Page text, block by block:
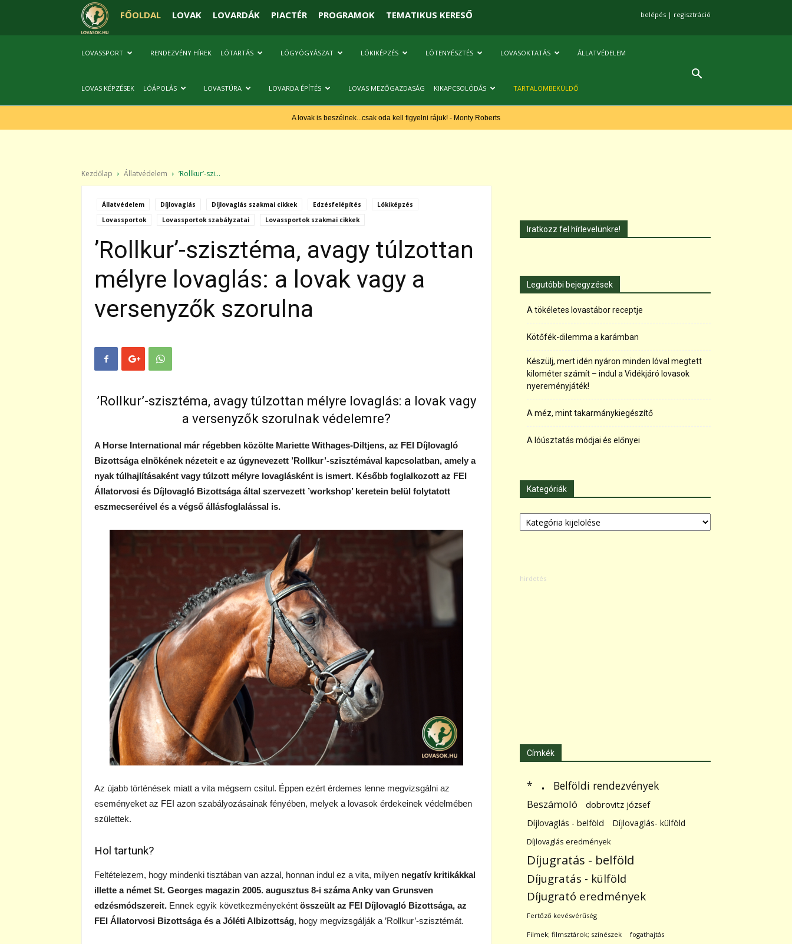
FŐOLDAL LOVAK LOVARDÁK PIACTÉR PROGRAMOK TEMATIKUS KERESŐ belépés | regisztráció
LOVASSPORT RENDEZVÉNY HÍREK LÓTARTÁS LÓGYÓGYÁSZAT LÓKIKÉPZÉS LÓTENYÉSZTÉS LOVASOKTATÁS ÁLLATVÉDELEM
LOVAS KÉPZÉSEK LÓÁPOLÁS LOVASTÚRA LOVARDA ÉPÍTÉS LOVAS MEZŐGAZDASÁG KIKAPCSOLÓDÁS TARTALOMBEKÜLDŐ
A lovak is beszélnek...csak oda kell figyelni rájuk! - Monty Roberts
Kezdőlap Állatvédelem ’Rollkur’-szi...
Állatvédelem Díjlovaglás Díjlovaglás szakmai cikkek Edzésfelépítés
Lókiképzés
Lovassportok
Lovassportok szabályzatai Lovassportok szakmai cikkek
’Rollkur’-szisztéma, avagy túlzottan
mélyre lovaglás: a lovak vagy a
versenyzők szorulna
’Rollkur’-szisztéma, avagy túlzottan mélyre lovaglás: a lovak vagy
a versenyzők szorulnak védelemre?
A Horse International már régebben közölte Mariette Withages-Diltjens, az FEI Díjlovagló
Bizottsága elnökének nézeteit e az úgynevezett ’Rollkur’-szisztémával kapcsolatban, amely a
nyak túlhajlításaként vagy túlzott mélyre lovaglásként is ismert. Később foglalkozott az FEI
Állatorvosi és Díjlovagló Bizottsága által szervezett ’workshop’ keretein belül folytatott
eszmecseréivel és a végső állásfoglalással is.
Az újabb történések miatt a vita mégsem csitul. Éppen ezért érdemes lenne megvizsgálni az
eseményeket az FEI azon szabályozásainak fényében, melyek a lovasok érdekeinek védelmében
születtek.
Hol tartunk?
Feltételezem, hogy mindenki tisztában van azzal, honnan indul ez a vita, milyen negatív kritikákkal
illette a német St. Georges magazin 2005. augusztus 8-i száma Anky van Grunsven
edzésmódszereit. Ennek egyik következményeként összeült az FEI Díjlovagló Bizottsága, az
FEI Állatorvosi Bizottsága és a Jóléti Albizottság, hogy megvizsgálják a ’Rollkur’-szisztémát.
Iratkozz fel hírlevelünkre!
Legutóbbi bejegyzések
A tökéletes lovastábor receptje
Kötőfék-dilemma a karámban
Készülj, mert idén nyáron minden lóval megtett
kilométer számít – indul a Vidékjáró lovasok
nyereményjáték!
A méz, mint takarmánykiegészítő
A lóúsztatás módjai és előnyei
Kategóriák
Kategóriák
Címkék
* . Belföldi rendezvények
Beszámoló dobrovitz józsef
Díjlovaglás - belföld Díjlovaglás- külföld
Díjlovaglás eredmények
Díjugratás - belföld
Díjugratás - külföld
Díjugrató eredmények
Fertőző kevésvérűség
Filmek; filmsztárok; színészek fogathajtás